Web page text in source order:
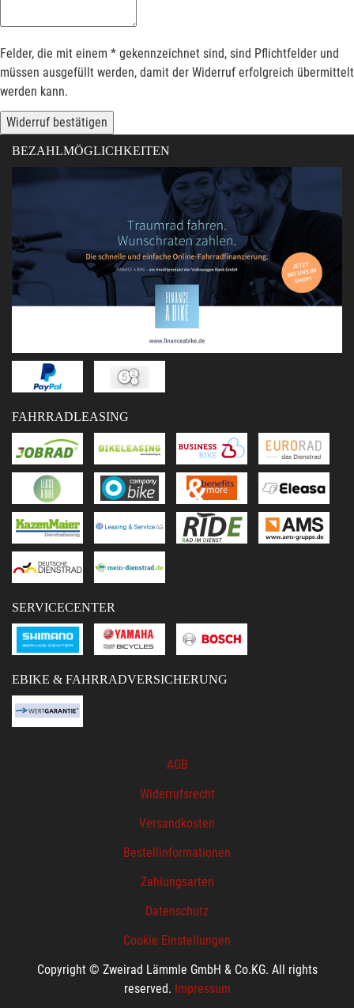
Felder, die mit einem * gekennzeichnet sind, sind Pflichtfelder und
müssen ausgefüllt werden, damit der Widerruf erfolgreich übermittelt
werden kann.
Widerruf bestätigen
BEZAHLMÖGLICHKEITEN
FAHRRADLEASING
SERVICECENTER
EBIKE & FAHRRADVERSICHERUNG
AGB
Widerrufsrecht
Versandkosten
Bestellinformationen
Zahlungsarten
Datenschutz
Cookie Einstellungen
Copyright © Zweirad Lämmle GmbH & Co.KG. All rights
reserved. Impressum